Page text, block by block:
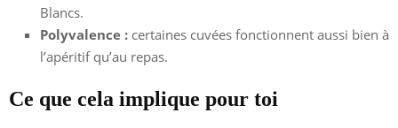
Blancs.
Polyvalence : certaines cuvées fonctionnent aussi bien à
l’apéritif qu’au repas.
Ce que cela implique pour toi